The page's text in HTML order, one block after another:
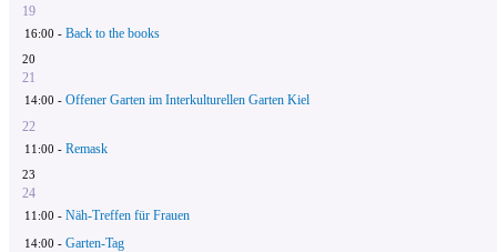
19
16:00 - Back to the books
20
21
14:00 - Offener Garten im Interkulturellen Garten Kiel
22
11:00 - Remask
23
24
11:00 - Näh-Treffen für Frauen
14:00 - Garten-Tag